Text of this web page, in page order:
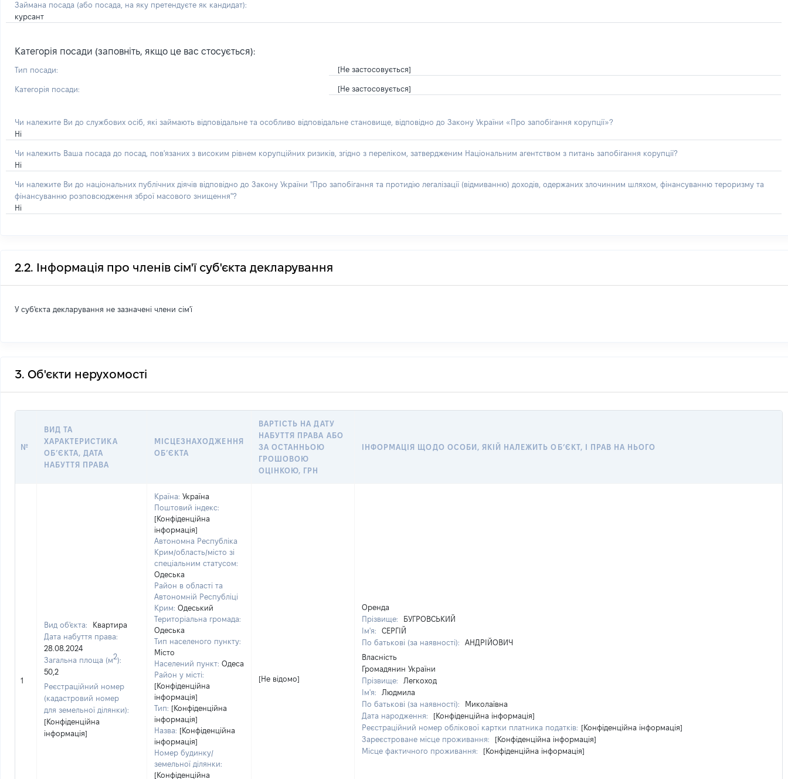
Займана посада (або посада, на яку претендуєте як кандидат):
курсант
Категорія посади (заповніть, якщо це вас стосується):
Тип посади: [Не застосовується]
Категорія посади: [Не застосовується]
Чи належите Ви до службових осіб, які займають відповідальне та особливо відповідальне становище, відповідно до Закону України «Про запобігання корупції»?
Ні
Чи належить Ваша посада до посад, пов'язаних з високим рівнем корупційних ризиків, згідно з переліком, затвердженим Національним агентством з питань запобігання корупції?
Ні
Чи належите Ви до національних публічних діячів відповідно до Закону України "Про запобігання та протидію легалізації (відмиванню) доходів, одержаних злочинним шляхом, фінансуванню тероризму та
фінансуванню розповсюдження зброї масового знищення"?
Ні
2.2. Інформація про членів сім'ї суб'єкта декларування
У суб'єкта декларування не зазначені члени сім'ї
3. Об'єкти нерухомості
№
ВИД ТА
ХАРАКТЕРИСТИКА
ОБʼЄКТА, ДАТА
НАБУТТЯ ПРАВА
МІСЦЕЗНАХОДЖЕННЯ
ОБʼЄКТА
ВАРТІСТЬ НА ДАТУ
НАБУТТЯ ПРАВА АБО
ЗА ОСТАННЬОЮ
ГРОШОВОЮ
ОЦІНКОЮ, ГРН
ІНФОРМАЦІЯ ЩОДО ОСОБИ, ЯКІЙ НАЛЕЖИТЬ ОБ’ЄКТ, І ПРАВ НА НЬОГО
1
Вид об'єкта:
Квартира
Дата набуття права:
28.08.2024
Загальна площа (м2):
50,2
Реєстраційний номер
(кадастровий номер
для земельної ділянки):
[Конфіденційна
інформація]
Країна: Україна
Поштовий індекс:
[Конфіденційна
інформація]
Автономна Республіка
Крим/область/місто зі
спеціальним статусом:
Одеська
Район в області та
Автономній Республіці
Крим: Одеський
Територіальна громада:
Одеська
Тип населеного пункту:
Місто
Населений пункт: Одеса
Район у місті:
[Конфіденційна
інформація]
Тип: [Конфіденційна
інформація]
Назва: [Конфіденційна
інформація]
Номер будинку/
земельної ділянки:
[Конфіденційна
[Не відомо]
Оренда
Прізвище:
БУГРОВСЬКИЙ
Ім'я:
СЕРГІЙ
По батькові (за наявності):
АНДРІЙОВИЧ
Власність
Громадянин України
Прізвище:
Легкоход
Ім'я:
Людмила
По батькові (за наявності):
Миколаївна
Дата народження:
[Конфіденційна інформація]
Реєстраційний номер облікової картки платника податків: [Конфіденційна інформація]
Зареєстроване місце проживання:
[Конфіденційна інформація]
Місце фактичного проживання:
[Конфіденційна інформація]